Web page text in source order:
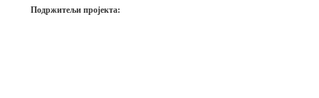
Подржитељи пројекта: